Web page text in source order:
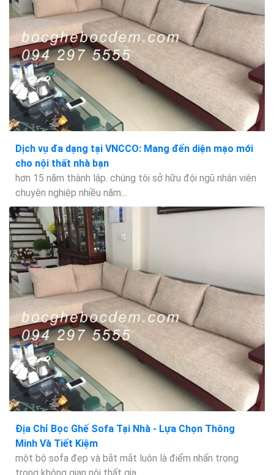
Dịch vụ đa dạng tại VNCCO: Mang đến diện mạo mới
cho nội thất nhà bạn
hơn 15 năm thành lập. chúng tôi sở hữu đội ngũ nhân viên
chuyên nghiệp nhiều năm...
Địa Chỉ Bọc Ghế Sofa Tại Nhà - Lựa Chọn Thông
Minh Và Tiết Kiệm
một bộ sofa đẹp và bắt mắt luôn là điểm nhấn trọng